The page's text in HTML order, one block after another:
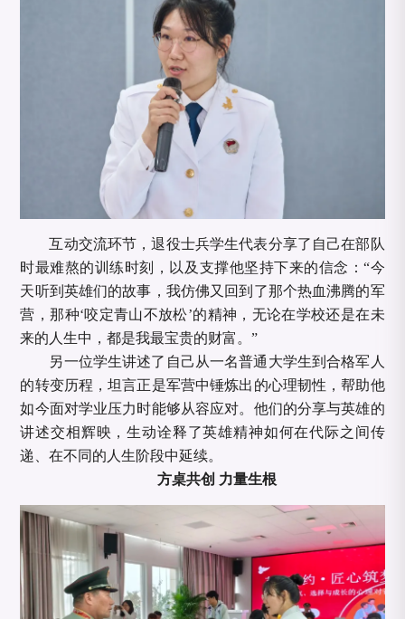
互动交流环节，退役士兵学生代表分享了自己在部队
时最难熬的训练时刻，以及支撑他坚持下来的信念：“今
天听到英雄们的故事，我仿佛又回到了那个热血沸腾的军
营，那种‘咬定青山不放松’的精神，无论在学校还是在未
来的人生中，都是我最宝贵的财富。”
另一位学生讲述了自己从一名普通大学生到合格军人
的转变历程，坦言正是军营中锤炼出的心理韧性，帮助他
如今面对学业压力时能够从容应对。他们的分享与英雄的
讲述交相辉映，生动诠释了英雄精神如何在代际之间传
递、在不同的人生阶段中延续。
方桌共创 力量生根